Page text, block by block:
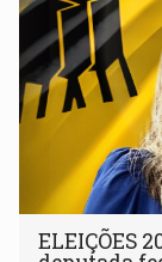
ELEIÇÕES